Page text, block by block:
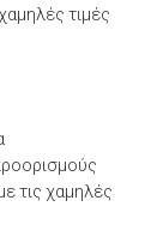
τιμές
τις χαμηλές